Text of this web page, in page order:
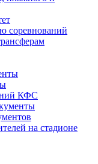
соревнований
КФС
на стадионе